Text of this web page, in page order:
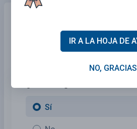
Compara las mejores tarifasen
una póliza personalizada que se
Sí
IR A LA HOJA DE
NO, GRACIAS